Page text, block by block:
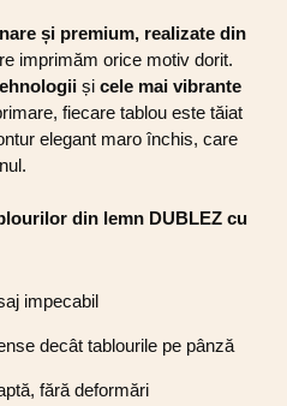
și premium, realizate din
imprimăm orice motiv dorit.
și cele mai vibrante
fiecare tablou este tăiat
elegant maro închis, care
din lemn DUBLEZ cu
impecabil
decât tablourile pe pânză
fără deformări